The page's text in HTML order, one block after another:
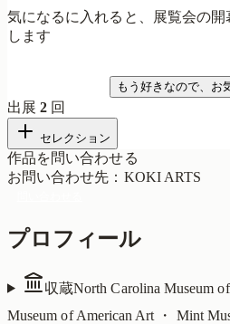
気になるに入れると、展覧会の
します
もう好きなので、お
出展2 回
セレクション
作品を問い合わせる
お問い合わせ先 ： KOKI ARTS
プロフィール
収蔵North Carolina Museum
Museum of American Art ・ Mint